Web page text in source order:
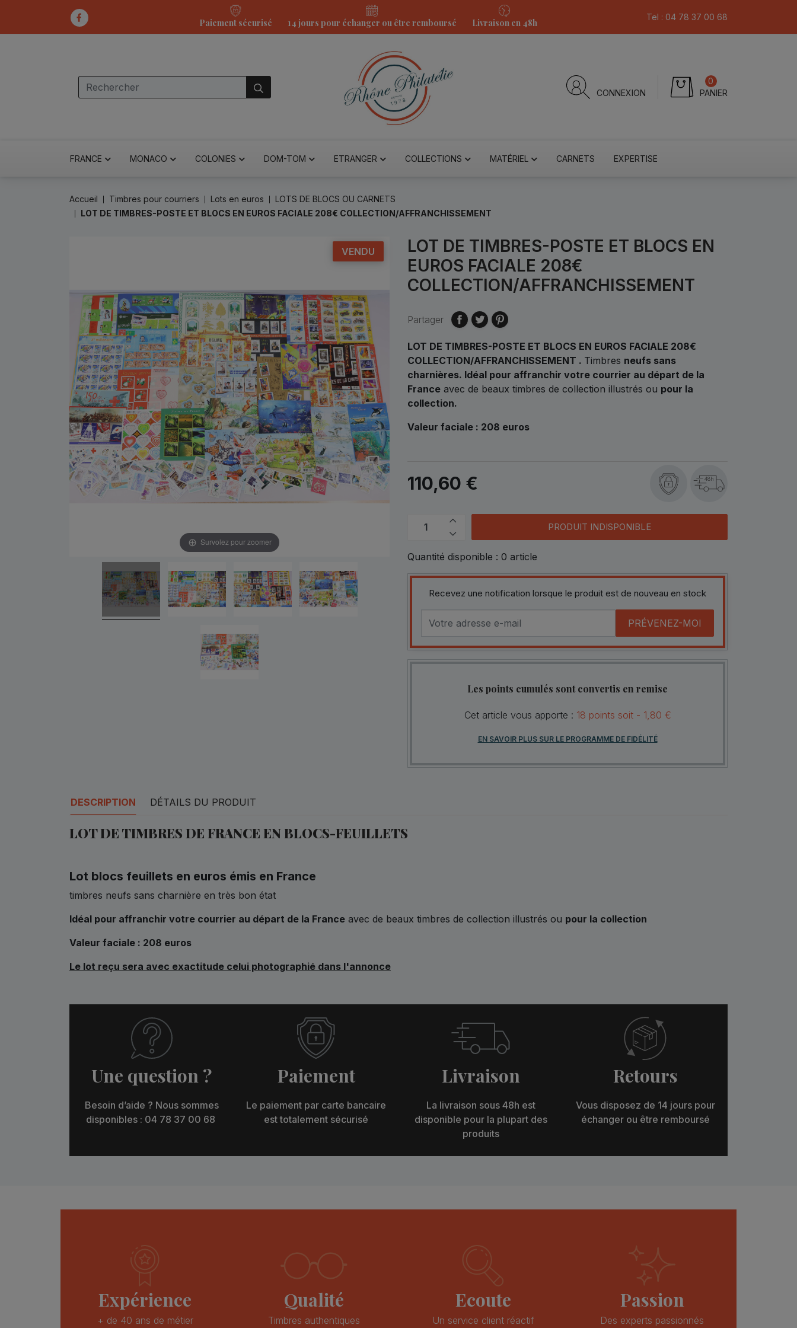
Paiement sécurisé 14 jours pour échanger ou être remboursé Livraison en 48h
Tel : 04 78 37 00 68
CONNEXION PANIER
0
FRANCE MONACO COLONIES DOM-TOM ETRANGER COLLECTIONS MATÉRIEL CARNETS EXPERTISE
Accueil Timbres pour courriers Lots en euros
LOTS DE BLOCS OU CARNETS
LOT DE TIMBRES-POSTE ET BLOCS EN EUROS FACIALE 208€ COLLECTION/AFFRANCHISSEMENT
VENDU
Survolez pour zoomer
LOT DE TIMBRES-POSTE ET BLOCS EN
EUROS FACIALE 208€
COLLECTION/AFFRANCHISSEMENT
Partager
LOT DE TIMBRES-POSTE ET BLOCS EN EUROS FACIALE 208€
COLLECTION/AFFRANCHISSEMENT . Timbres neufs sans
charnières. Idéal pour affranchir votre courrier au départ de la
France avec de beaux timbres de collection illustrés ou pour la
collection.
Valeur faciale : 208 euros
110,60 € 48h
PRODUIT INDISPONIBLE
Quantité disponible : 0 article
Recevez une notification lorsque le produit est de nouveau en stock
PRÉVENEZ-MOI
Les points cumulés sont convertis en remise
Cet article vous apporte : 18 points soit - 1,80 €
EN SAVOIR PLUS SUR LE PROGRAMME DE FIDÉLITÉ
DESCRIPTION DÉTAILS DU PRODUIT
LOT DE TIMBRES DE FRANCE EN BLOCS-FEUILLETS
Lot blocs feuillets en euros émis en France
timbres neufs sans charnière en très bon état
Idéal pour affranchir votre courrier au départ de la France avec de beaux timbres de collection illustrés ou pour la collection
Valeur faciale : 208 euros
Le lot reçu sera avec exactitude celui photographié dans l'annonce
Une question ?
Besoin d’aide ? Nous sommes
disponibles : 04 78 37 00 68
Paiement
Le paiement par carte bancaire
est totalement sécurisé
Livraison
La livraison sous 48h est
disponible pour la plupart des
produits
Retours
Vous disposez de 14 jours pour
échanger ou être remboursé
Expérience
+ de 40 ans de métier
Qualité
Timbres authentiques
Ecoute
Un service client réactif
Passion
Des experts passionnés